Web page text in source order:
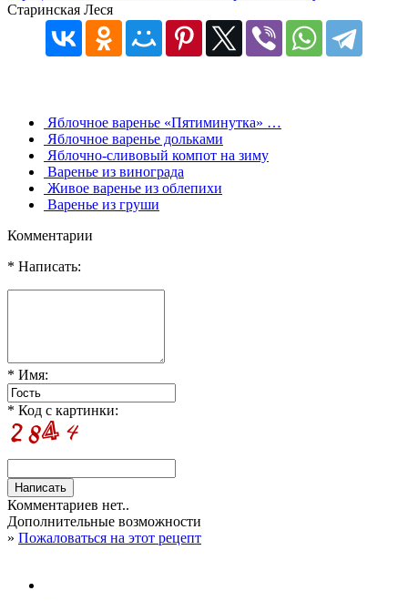
Старинская Леся
Яблочное варенье «Пятиминутка» …
Яблочное варенье дольками
Яблочно-сливовый компот на зиму
Варенье из винограда
Живое варенье из облепихи
Варенье из груши
Комментарии
* Написать:
* Имя:
* Код с картинки:
Комментариев нет..
Дополнительные возможности
» Пожаловаться на этот рецепт